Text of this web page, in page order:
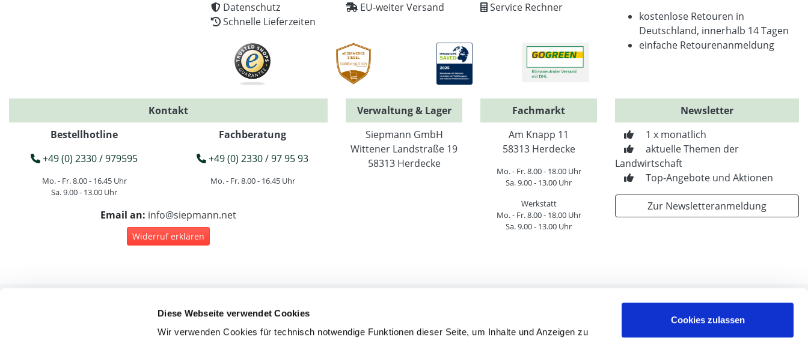
Diese Webseite verwendet Cookies
Wir verwenden Cookies für technisch notwendige Funktionen dieser Seite, um Inhalte und Anzeigen zu
Cookies zulassen
Datenschutz
Schnelle Lieferzeiten
EU-weiter Versand
Service Rechner
kostenlose Retouren in
Deutschland, innerhalb 14 Tagen
einfache Retourenanmeldung
Kontakt
Bestellhotline
+49 (0) 2330 / 979595
Mo. - Fr. 8.00 - 16.45 Uhr
Sa. 9.00 - 13.00 Uhr
Fachberatung
+49 (0) 2330 / 97 95 93
Mo. - Fr. 8.00 - 16.45 Uhr
Email an: info@siepmann.net
Widerruf erklären
Verwaltung & Lager
Siepmann GmbH
Wittener Landstraße 19
58313 Herdecke
Fachmarkt
Am Knapp 11
58313 Herdecke
Mo. - Fr. 8.00 - 18.00 Uhr
Sa. 9.00 - 13.00 Uhr
Werkstatt
Mo. - Fr. 8.00 - 18.00 Uhr
Sa. 9.00 - 13.00 Uhr
Newsletter
1 x monatlich
aktuelle Themen der
Landwirtschaft
Top-Angebote und Aktionen
Zur Newsletteranmeldung
Rechtliche Informationen